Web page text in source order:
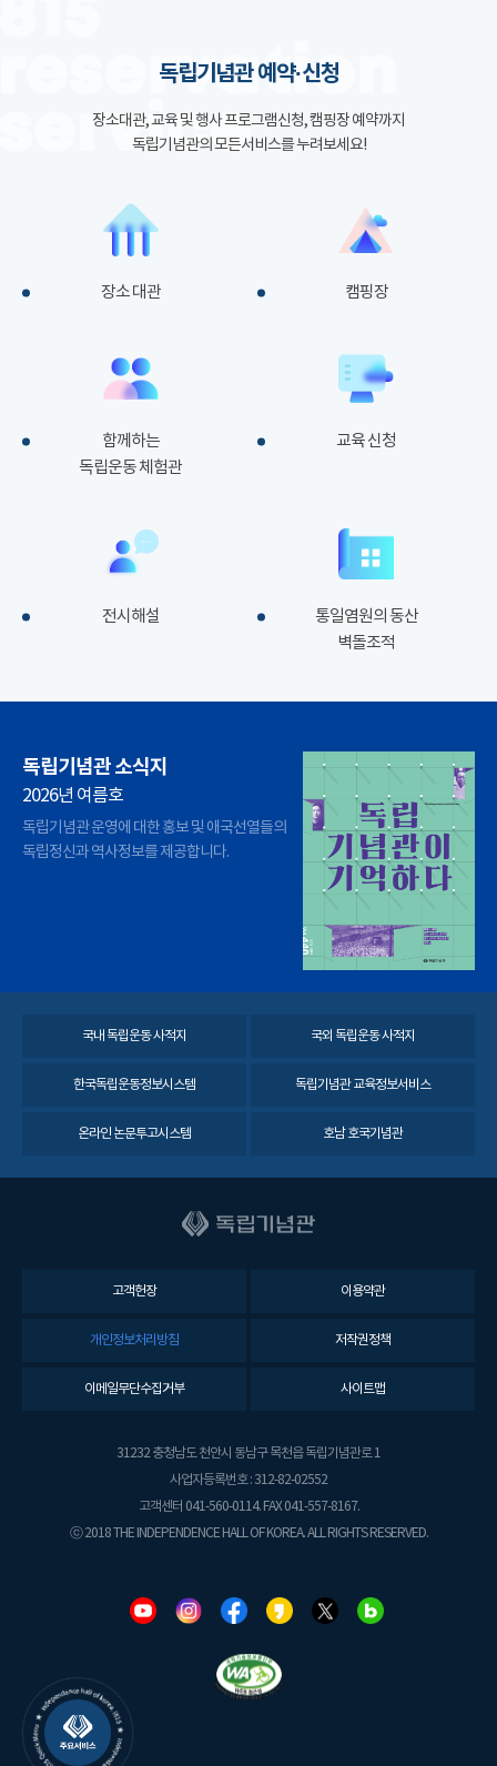
독립기념관 예약·신청
장소대관, 교육 및 행사 프로그램신청, 캠핑장 예약까지
독립기념관의 모든서비스를 누려보세요!
장소 대관 캠핑장
함께하는
독립운동 체험관
교육 신청
전시해설
통일염원의 동산
벽돌조적
독립기념관 소식지
2026년 여름호
독립기념관 운영에 대한 홍보 및 애국선열들의
독립정신과 역사정보를 제공합니다.
국내 독립운동 사적지 국외 독립운동 사적지
한국독립운동정보시스템 독립기념관 교육정보서비스
온라인 논문투고시스템 호남 호국기념관
고객헌장 이용약관
개인정보처리방침 저작권정책
이메일무단수집거부 사이트맵
31232 충청남도 천안시 동남구 목천읍 독립기념관로 1
사업자등록번호 : 312-82-02552
고객센터 041-560-0114. FAX 041-557-8167.
ⓒ 2018 THE INDEPENDENCE HALL OF KOREA. ALL RIGHTS RESERVED.